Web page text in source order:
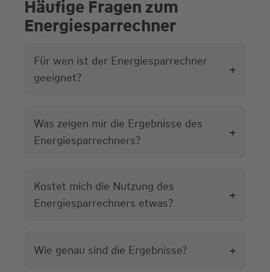
Häufige Fragen zum
Energiesparrechner
HFür wen ist der Energiesparrechner
geeignet?
+
Was zeigen mir die Ergebnisse des
Energiesparrechners?
+
Kostet mich die Nutzung des
Energiesparrechners etwas?
+
Wie genau sind die Ergebnisse? +